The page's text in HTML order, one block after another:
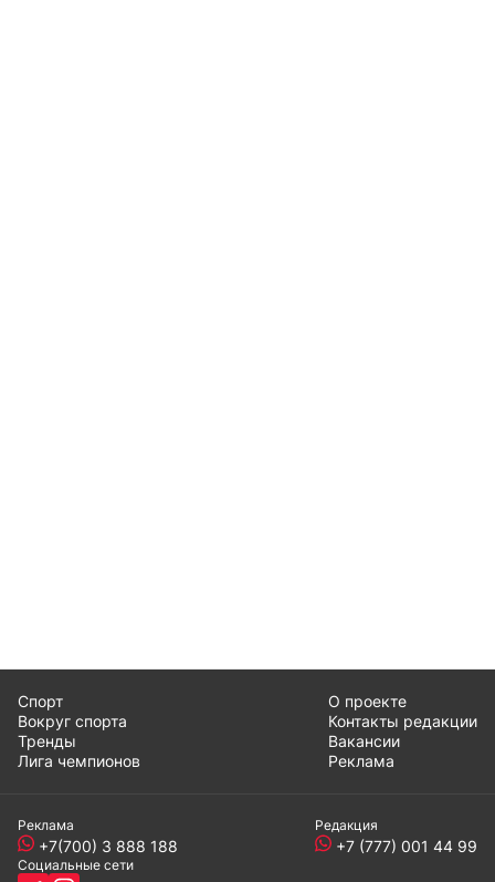
Спорт
Вокруг спорта
Тренды
Лига чемпионов
О проекте
Контакты редакции
Вакансии
Реклама
Реклама
+7(700) 3 888 188
Редакция
+7 (777) 001 44 99
Социальные сети